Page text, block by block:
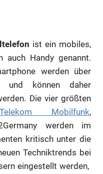
ist ein mobiles,
auch Handy genannt.
werden über
und können daher
Die vier größten
Telekom Mobilfunk,
werden im
kritisch unter die
Techniktrends bei
eingestellt werden,